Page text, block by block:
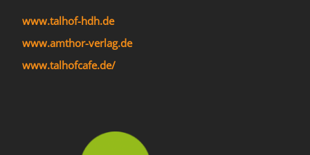
www.talhof-hdh.de
www.amthor-verlag.de
www.talhofcafe.de/